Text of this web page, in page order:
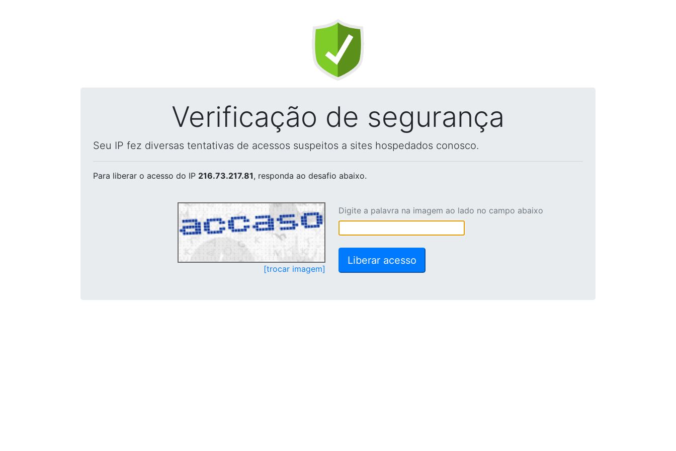
Verificação de segurança
Seu IP fez diversas tentativas de acessos suspeitos a sites hospedados conosco.
Para liberar o acesso do IP 216.73.217.81, responda ao desafio abaixo.
[trocar imagem]
Digite a palavra na imagem ao lado no campo abaixo